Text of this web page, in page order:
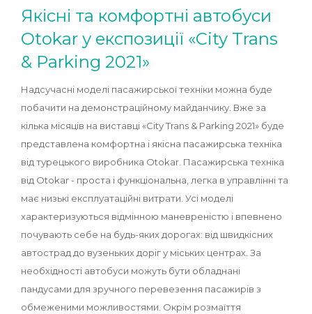
Якісні та комфортні автобуси
Otokar у експозиції «City Trans
& Parking 2021»
Надсучасні моделі пасажирської техніки можна буде
побачити на демонстраційному майданчику. Вже за
кілька місяців на виставці «City Trans & Parking 2021» буде
представлена комфортна і якісна пасажирська техніка
від турецького виробника Otokar. Пасажирська техніка
від Otokar - проста і функціональна, легка в управлінні та
має низькі експлуатаційні витрати. Усі моделі
характеризуються відмінною маневреністю і впевнено
почувають себе на будь-яких дорогах: від швидкісних
автострад до вузеньких доріг у міських центрах. За
необхідності автобуси можуть бути обладнані
пандусами для зручного перевезення пасажирів з
обмеженими можливостями. Окрім розмаїття